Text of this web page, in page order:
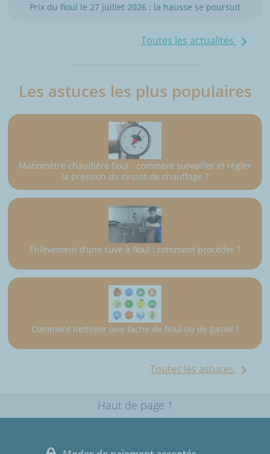
Prix du fioul le 27 juillet 2026 : la hausse se poursuit
Toutes les actualités
Les astuces les plus populaires
Manomètre chaudière fioul : comment surveiller et régler
la pression du circuit de chauffage ?
Enlèvement d’une cuve à fioul : comment procéder ?
Comment nettoyer une tache de fioul ou de gasoil ?
Toutes les astuces
Haut de page ↑